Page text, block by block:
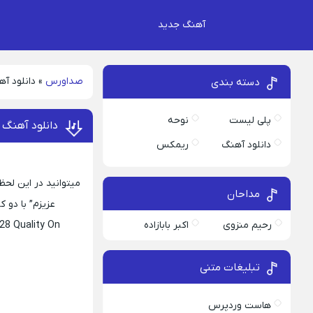
آهنگ جدید
صداورس » دانلود
دانلود
میتوانید در این
عزیزم” با دو کیفیت اصلی 320 و 128 همراه
Quality On
دسته بندی
پلی لیست
نوحه
دانلود آهنگ
ریمکس
مداحان
رحیم منزوی اکبر بابازاده
تبلیغات متنی
هاست وردپرس